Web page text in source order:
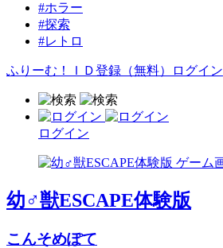
#ホラー
#探索
#レトロ
ふりーむ！ＩＤ登録（無料） ログイン
ログイン
幼♂獣ESCAPE体験版
こんそめぽて